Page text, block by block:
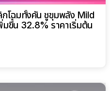
โฉมทั้งคัน ชูขุมพลัง Mild
ขึ้น 32.8% ราคาเริ่มต้น